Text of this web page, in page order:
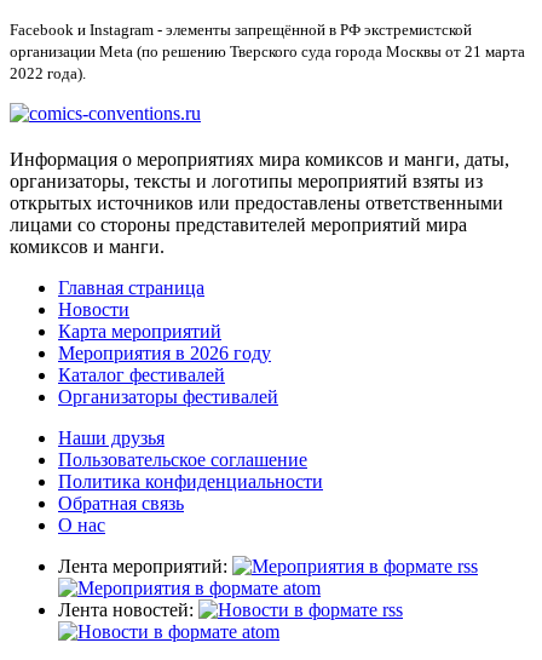
Facebook и Instagram - элементы запрещённой в РФ экстремистской
организации Meta (по решению Тверского суда города Москвы от 21 марта
2022 года).
Информация о мероприятиях мира комиксов и манги, даты,
организаторы, тексты и логотипы мероприятий взяты из
открытых источников или предоставлены ответственными
лицами со стороны представителей мероприятий мира
комиксов и манги.
Главная страница
Новости
Карта мероприятий
Мероприятия в 2026 году
Каталог фестивалей
Организаторы фестивалей
Наши друзья
Пользовательское соглашение
Политика конфиденциальности
Обратная связь
О нас
Лента мероприятий:
Лента новостей: